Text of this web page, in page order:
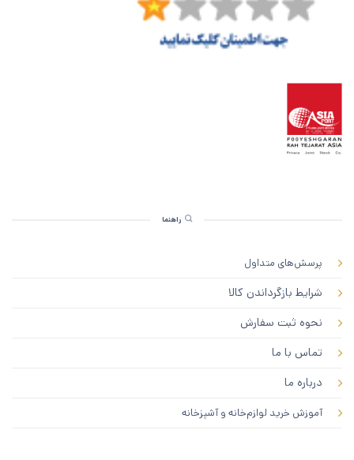
راهنما
پرسش‌های متداول
شرایط بازگرداندن کالا
نحوه ثبت سفارش
تماس با ما
درباره ما
آموزش خرید لوازم‌خانه و آشپزخانه